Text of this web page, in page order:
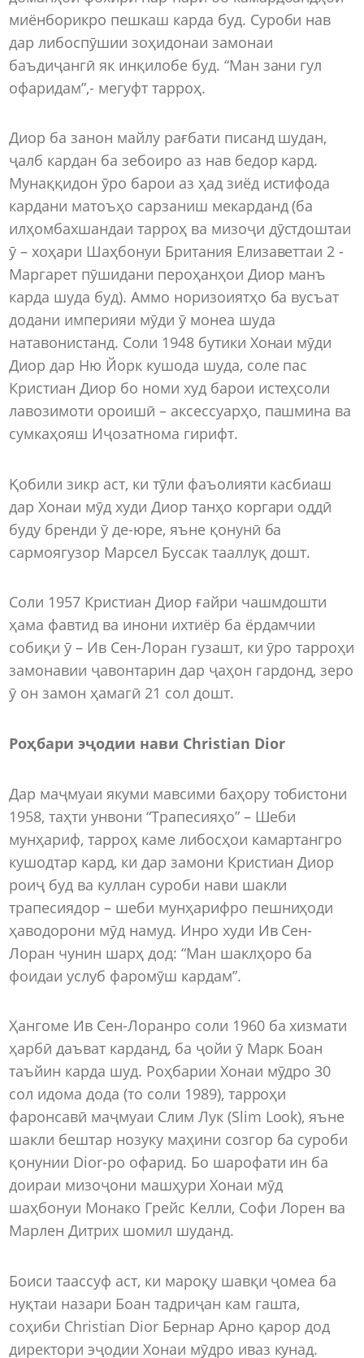
миёнборикро пешкаш карда буд. Суроби нав
дар либоспӯшии зоҳидонаи замонаи
баъдиҷангӣ як инқилобе буд. “Ман зани гул
офаридам”,- мегуфт тарроҳ.
Диор ба занон майлу рағбати писанд шудан,
ҷалб кардан ба зебоиро аз нав бедор кард.
Мунаққидон ӯро барои аз ҳад зиёд истифода
кардани матоъҳо сарзаниш мекарданд (ба
илҳомбахшандаи тарроҳ ва мизоҷи дӯстдоштаи
ӯ – хоҳари Шаҳбонуи Британия Елизаветтаи 2 -
Маргарет пӯшидани пероҳанҳои Диор манъ
карда шуда буд). Аммо норизоиятҳо ба вусъат
додани империяи мӯди ӯ монеа шуда
натавонистанд. Соли 1948 бутики Хонаи мӯди
Диор дар Ню Йорк кушода шуда, соле пас
Кристиан Диор бо номи худ барои истеҳсоли
лавозимоти ороишӣ – аксессуарҳо, пашмина ва
сумкаҳояш Иҷозатнома гирифт.
Қобили зикр аст, ки тӯли фаъолияти касбиаш
дар Хонаи мӯд худи Диор танҳо коргари оддӣ
буду бренди ӯ де-юре, яъне қонунӣ ба
сармоягузор Марсел Буссак тааллуқ дошт.
Соли 1957 Кристиан Диор ғайри чашмдошти
ҳама фавтид ва инони ихтиёр ба ёрдамчии
собиқи ӯ – Ив Сен-Лоран гузашт, ки ӯро тарроҳи
замонавии ҷавонтарин дар ҷаҳон гардонд, зеро
ӯ он замон ҳамагӣ 21 сол дошт.
Роҳбари эҷодии нави Christian Dior
Дар маҷмуаи якуми мавсими баҳору тобистони
1958, таҳти унвони “Трапесияҳо” – Шеби
мунҳариф, тарроҳ каме либосҳои камартангро
кушодтар кард, ки дар замони Кристиан Диор
роиҷ буд ва куллан суроби нави шакли
трапесиядор – шеби мунҳарифро пешниҳоди
ҳаводорони мӯд намуд. Инро худи Ив Сен-
Лоран чунин шарҳ дод: “Ман шаклҳоро ба
фоидаи услуб фаромӯш кардам”.
Ҳангоме Ив Сен-Лоранро соли 1960 ба хизмати
ҳарбӣ даъват карданд, ба ҷойи ӯ Марк Боан
таъйин карда шуд. Роҳбарии Хонаи мӯдро 30
сол идома дода (то соли 1989), тарроҳи
фаронсавӣ маҷмуаи Слим Лук (Slim Look), яъне
шакли бештар нозуку маҳини созгор ба суроби
қонунии Dior-ро офарид. Бо шарофати ин ба
доираи мизоҷони машҳури Хонаи мӯд
шаҳбонуи Монако Грейс Келли, Софи Лорен ва
Марлен Дитрих шомил шуданд.
Боиси таассуф аст, ки мароқу шавқи ҷомеа ба
нуқтаи назари Боан тадриҷан кам гашта,
соҳиби Christian Dior Бернар Арно қарор дод
директори эҷодии Хонаи мӯдро иваз кунад.